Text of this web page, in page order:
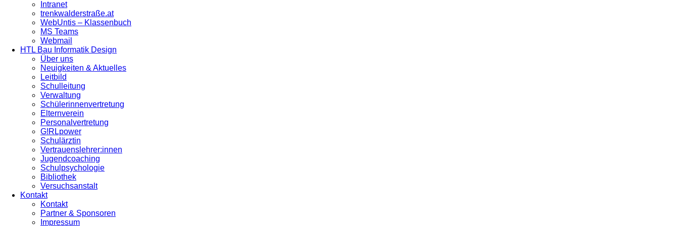
Intranet
trenkwalderstraße.at
WebUntis – Klassenbuch
MS Teams
Webmail
HTL Bau Informatik Design
Über uns
Neuigkeiten & Aktuelles
Leitbild
Schulleitung
Verwaltung
Schülerinnenvertretung
Elternverein
Personalvertretung
G!RLpower
Schulärztin
Vertrauenslehrer:innen
Jugendcoaching
Schulpsychologie
Bibliothek
Versuchsanstalt
Kontakt
Kontakt
Partner & Sponsoren
Impressum